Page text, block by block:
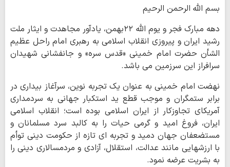
بسم الله الرحمن الرحیم
دهه مبارک فجر و یوم الله ٢٢بهمن، یادآور مجاهدت و ایثار ملت
رشید ایران و پیروزی انقلاب اسلامی به رهبری امام راحل عظیم
الشأن حضرت امام خمینی «قدس سره» و جانفشانی شهیدان
سرافراز این سرزمین می باشد.
نهضت امام خمینی به عنوان یک تجربه نوین، سرآغاز بیداری در
برابر ستمگران و موجب قطع ید استکبار جهانی به سردمداری
آمریکای تجاوزکار از ایران اسلامی بوده است؛ انقلاب اسلامی
ایران، فروغ امید و گرمی حیات را به کالبد سرد مسلمانان و
مستضعفان جهان دمید و تجربه ای تازه از حکومت دینی توأم
با ارزشهایی مانند عدالت، استقلال، آزادی و مردمسالاری دینی را
به بشریت عرضه نمود.